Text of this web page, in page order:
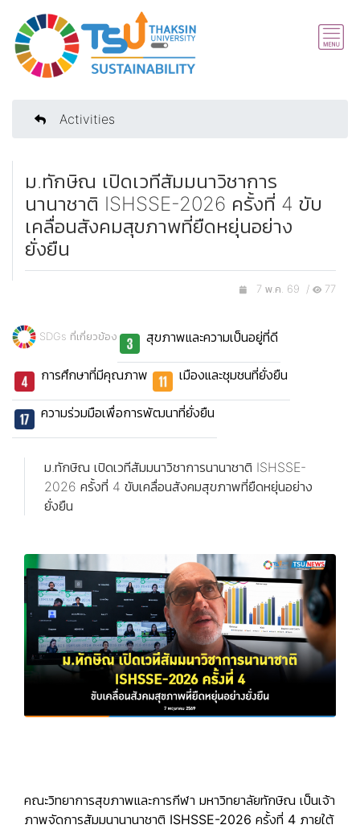
Activities
ม.ทักษิณ เปิดเวทีสัมมนาวิชาการ
นานาชาติ ISHSSE-2026 ครั้งที่ 4 ขับ
เคลื่อนสังคมสุขภาพที่ยืดหยุ่นอย่าง
ยั่งยืน
7 พ.ค. 69 / 77
SDGs ที่เกี่ยวข้อง สุขภาพและความเป็นอยู่ที่ดี
การศึกษาที่มีคุณภาพ เมืองและชุมชนที่ยั่งยืน
ความร่วมมือเพื่อการพัฒนาที่ยั่งยืน
ม.ทักษิณ เปิดเวทีสัมมนาวิชาการนานาชาติ ISHSSE-
2026 ครั้งที่ 4 ขับเคลื่อนสังคมสุขภาพที่ยืดหยุ่นอย่าง
ยั่งยืน
คณะวิทยาการสุขภาพและการกีฬา มหาวิทยาลัยทักษิณ เป็นเจ้า
ภาพจัดการสัมมนานานาชาติ ISHSSE-2026 ครั้งที่ 4 ภายใต้